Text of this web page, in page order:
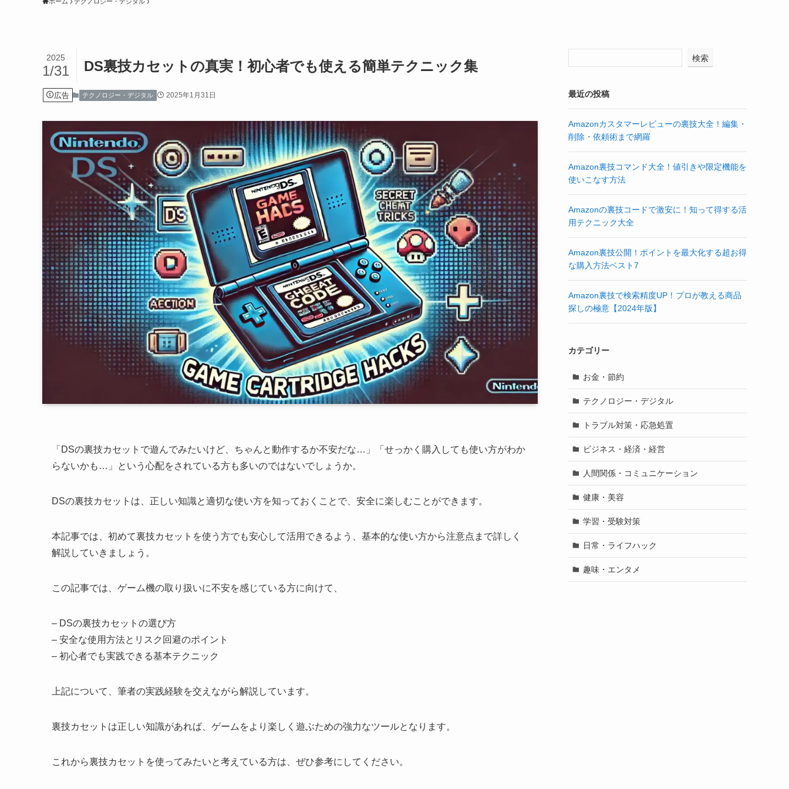
DS裏技カセットの真実！初心者でも使える簡単テクニック集
2025
1/31
広告 テクノロジー・デジタル 2025年1月31日
「DSの裏技カセットで遊んでみたいけど、ちゃんと動作するか不安だな…」「せっかく購入しても使い方がわか
らないかも…」という心配をされている方も多いのではないでしょうか。
DSの裏技カセットは、正しい知識と適切な使い方を知っておくことで、安全に楽しむことができます。
本記事では、初めて裏技カセットを使う方でも安心して活用できるよう、基本的な使い方から注意点まで詳しく
解説していきましょう。
この記事では、ゲーム機の取り扱いに不安を感じている方に向けて、
– DSの裏技カセットの選び方
– 安全な使用方法とリスク回避のポイント
– 初心者でも実践できる基本テクニック
上記について、筆者の実践経験を交えながら解説しています。
裏技カセットは正しい知識があれば、ゲームをより楽しく遊ぶための強力なツールとなります。
これから裏技カセットを使ってみたいと考えている方は、ぜひ参考にしてください。
検索
最近の投稿
Amazonカスタマーレビューの裏技大全！編集・
削除・依頼術まで網羅
Amazon裏技コマンド大全！値引きや限定機能を
使いこなす方法
Amazonの裏技コードで激安に！知って得する活
用テクニック大全
Amazon裏技公開！ポイントを最大化する超お得
な購入方法ベスト7
Amazon裏技で検索精度UP！プロが教える商品
探しの極意【2024年版】
カテゴリー
お金・節約
テクノロジー・デジタル
トラブル対策・応急処置
ビジネス・経済・経営
人間関係・コミュニケーション
健康・美容
学習・受験対策
日常・ライフハック
趣味・エンタメ